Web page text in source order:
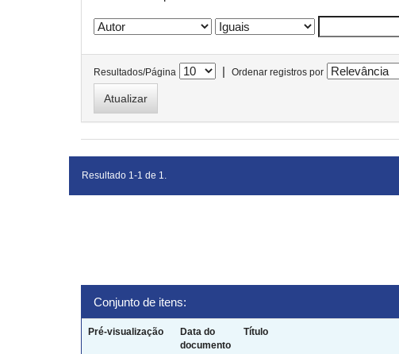
Resultados/Página | Ordenar registros por
Resultado 1-1 de 1.
Conjunto de itens:
Pré-visualização
Data do
documento
Título